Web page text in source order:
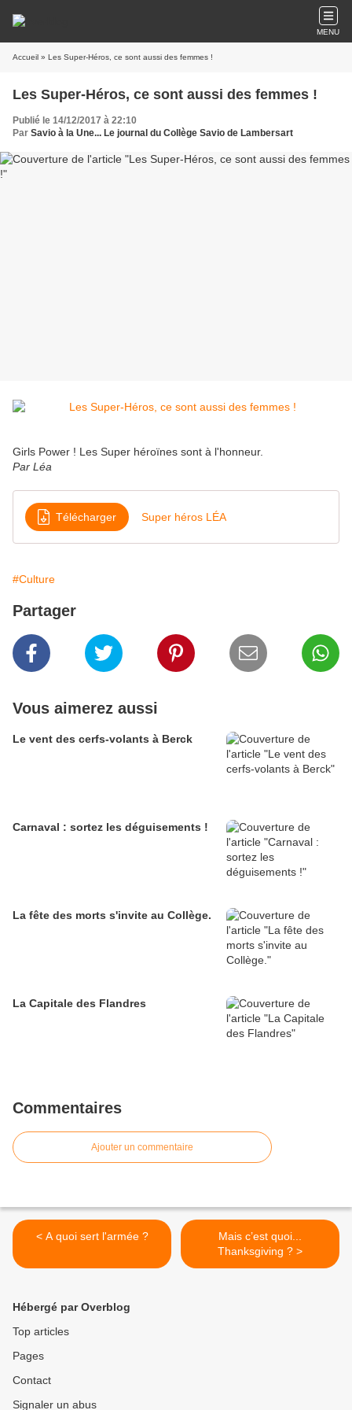
MENU
Accueil » Les Super-Héros, ce sont aussi des femmes !
Les Super-Héros, ce sont aussi des femmes !
Publié le 14/12/2017 à 22:10
Par Savio à la Une... Le journal du Collège Savio de Lambersart
Girls Power ! Les Super héroïnes sont à l'honneur.
Par Léa
Télécharger Super héros LÉA
#Culture
Partager
Vous aimerez aussi
Le vent des cerfs-volants à Berck
Carnaval : sortez les déguisements !
La fête des morts s'invite au Collège.
La Capitale des Flandres
Commentaires
Ajouter un commentaire
< A quoi sert l'armée ?
Mais c’est quoi...
Thanksgiving ? >
Hébergé par Overblog
Top articles
Pages
Contact
Signaler un abus